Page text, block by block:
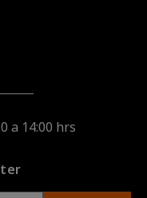
a 14:00 hrs